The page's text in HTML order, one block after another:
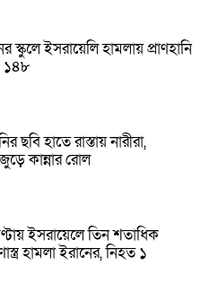
স্কুলে ইসরায়েলি হামলায় প্রাণহানি
১৪৮
ছবি হাতে রাস্তায় নারীরা,
কান্নার রোল
ইসরায়েলে তিন শতাধিক
হামলা ইরানের, নিহত ১